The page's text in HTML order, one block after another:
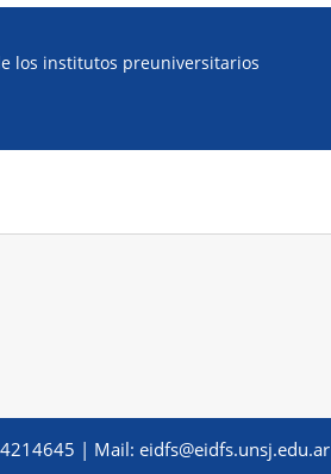
los institutos preuniversitarios
| Mail: eidfs@eidfs.unsj.edu.ar